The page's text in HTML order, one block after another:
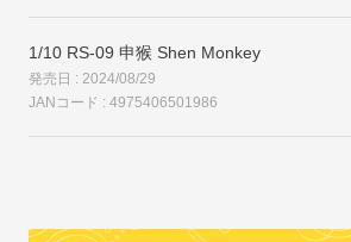
1/10 RS-09 申猴 Shen Monkey
発売日 : 2024/08/29
JANコード : 4975406501986